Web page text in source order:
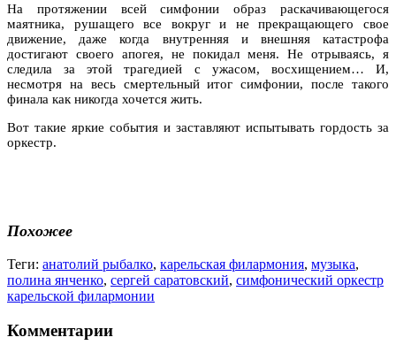
На протяжении всей симфонии образ раскачивающегося
маятника, рушащего все вокруг и не прекращающего свое
движение, даже когда внутренняя и внешняя катастрофа
достигают своего апогея, не покидал меня. Не отрываясь, я
следила за этой трагедией с ужасом, восхищением… И,
несмотря на весь смертельный итог симфонии, после такого
финала как никогда хочется жить.
Вот такие яркие события и заставляют испытывать гордость за
оркестр.
Похожее
Теги: анатолий рыбалко, карельская филармония, музыка,
полина янченко, сергей саратовский, симфонический оркестр
карельской филармонии
Комментарии